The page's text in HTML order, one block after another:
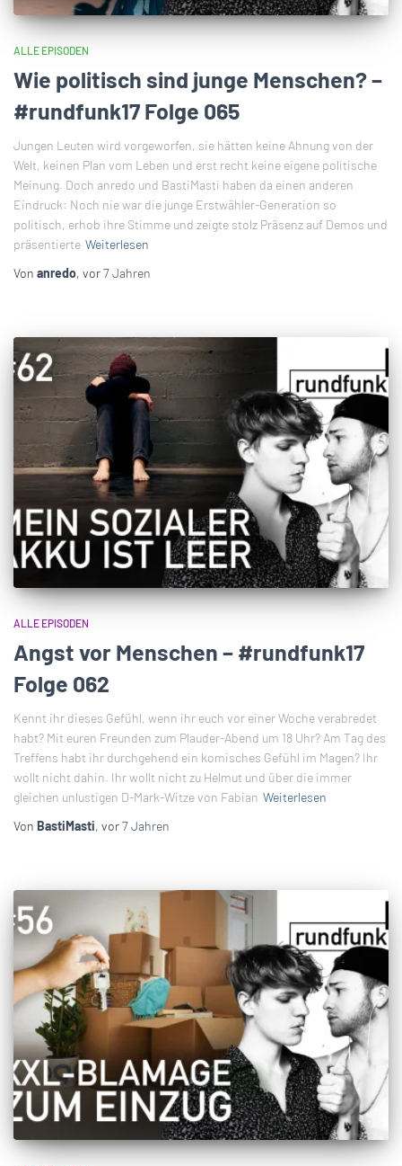
ALLE EPISODEN
Wie politisch sind junge Menschen? –
#rundfunk17 Folge 065
Jungen Leuten wird vorgeworfen, sie hätten keine Ahnung von der
Welt, keinen Plan vom Leben und erst recht keine eigene politische
Meinung. Doch anredo und BastiMasti haben da einen anderen
Eindruck: Noch nie war die junge Erstwähler-Generation so
politisch, erhob ihre Stimme und zeigte stolz Präsenz auf Demos und
präsentierte Weiterlesen
Von anredo, vor7 Jahren
ALLE EPISODEN
Angst vor Menschen – #rundfunk17
Folge 062
Kennt ihr dieses Gefühl, wenn ihr euch vor einer Woche verabredet
habt? Mit euren Freunden zum Plauder-Abend um 18 Uhr? Am Tag des
Treffens habt ihr durchgehend ein komisches Gefühl im Magen? Ihr
wollt nicht dahin. Ihr wollt nicht zu Helmut und über die immer
gleichen unlustigen D-Mark-Witze von Fabian Weiterlesen
Von BastiMasti, vor7 Jahren